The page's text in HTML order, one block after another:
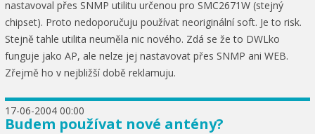
nastavoval přes SNMP utilitu určenou pro SMC2671W (stejný
chipset). Proto nedoporučuju používat neoriginální soft. Je to risk.
Stejně tahle utilita neuměla nic nového. Zdá se že to DWLko
funguje jako AP, ale nelze jej nastavovat přes SNMP ani WEB.
Zřejmě ho v nejbližší době reklamuju.
17-06-2004 00:00
Budem používat nové antény?